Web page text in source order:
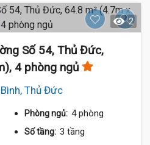
2
Số 54, Thủ Đức,
4 phòng ngủ
Thủ Đức
Phòng ngủ: 4 phòng
Số tầng: 3 tầng